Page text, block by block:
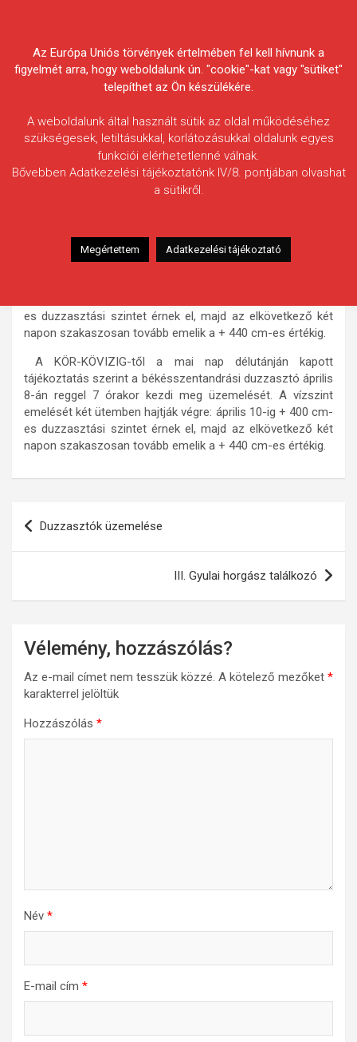
Egyesületek Szövetsége
HÍREK
Duzzasztók üzemelése
A KÖR-KÖVIZIG-től a mai nap délutánján kapott
tájékoztatás szerint a békésszentandrási duzzasztó április
es duzzasztási szintet érnek el, majd az elkövetkező két
napon szakaszosan tovább emelik a + 440 cm-es értékig.
A KÖR-KÖVIZIG-től a mai nap délutánján kapott
tájékoztatás szerint a békésszentandrási duzzasztó április
8-án reggel 7 órakor kezdi meg üzemelését. A vízszint
emelését két ütemben hajtják végre: április 10-ig + 400 cm-
es duzzasztási szintet érnek el, majd az elkövetkező két
napon szakaszosan tovább emelik a + 440 cm-es értékig.
Bejegyzés
navigáció
Duzzasztók üzemelése
III. Gyulai horgász találkozó
Vélemény, hozzászólás?
Az e-mail címet nem tesszük közzé. A kötelező mezőket *
karakterrel jelöltük
Hozzászólás *
Név *
E-mail cím *
Az Európa Uniós törvények értelmében fel kell hívnunk a
figyelmét arra, hogy weboldalunk ún. "cookie"-kat vagy "sütiket"
telepíthet az Ön készülékére.
A weboldalunk által használt sütik az oldal működéséhez
szükségesek, letiltásukkal, korlátozásukkal oldalunk egyes
funkciói elérhetetlenné válnak.
Bővebben Adatkezelési tájékoztatónk IV/8. pontjában olvashat
a sütikről.
Megértettem Adatkezelési tájékoztató